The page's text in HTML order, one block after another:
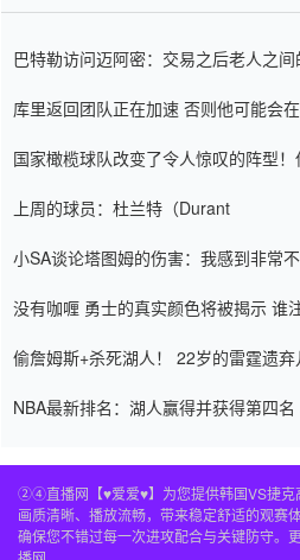
巴特勒访问迈阿密：交易之后老人之
库里返回团队正在加速 否则他可能会
国家橄榄球队改变了令人惊叹的阵型
上周的球员：杜兰特（Durant
小SA谈论塔图姆的伤害：我感到非常
没有咖喱 勇士的真实颜色将被揭示 谁
偷詹姆斯+杀死湖人！ 22岁的雷霆遗
NBA最新排名：湖人赢得并获得第四
②④直播网【♥爱爱♥】为您提供韩国VS捷克
画质清晰、播放流畅，带来稳定舒适的观赛
确保您不错过每一次进攻配合与关键防守。